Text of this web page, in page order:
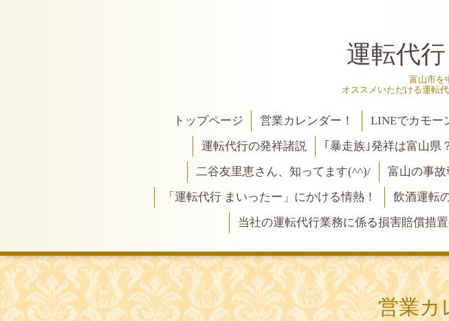
運転代
富山市を
オススメいただける運転
トップページ 営業カレンダー！ LINEでカモー
運転代行の発祥諸説
｢暴走族｣発祥は富山県
二谷友里恵さん、知ってます(^^)/
富山の事
「運転代行 まいったー」にかける情熱！
飲酒運転
当社の運転代行業務に係る損害賠償措
営業カ